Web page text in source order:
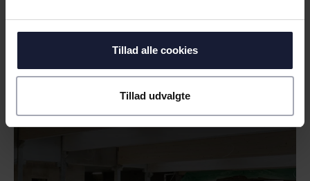
Tillad alle cookies
Tillad udvalgte
REJSEGILDE PÅ AKADEMI PÅ